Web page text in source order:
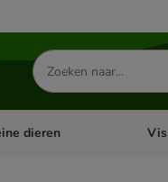
Zoeken
naar
producten
categorie menu: Apotheek
dieren Vis